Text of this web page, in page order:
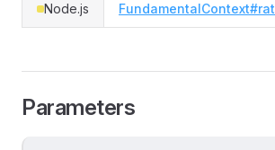
Node.js
Parameters